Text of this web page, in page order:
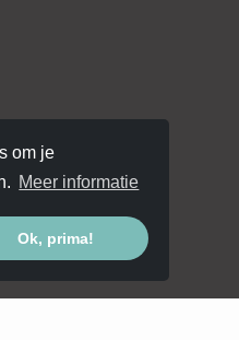
om je
Meer informatie
Ok, prima!